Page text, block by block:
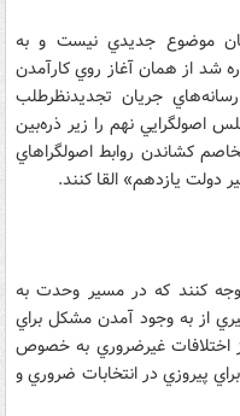
موضوع جديدي نيست و به
شد از همان آغاز روي كارآمدن
جريان تجديدنظرطلب
اصولگرايي نهم را زير ذره‌بين
كشاندن روابط اصولگراهاي
يازدهم» القا كنند.
كنند كه در مسير وحدت به
از به وجود آمدن مشكل براي
اختلافات غيرضروري به خصوص
پيروزي در انتخابات ضروري و